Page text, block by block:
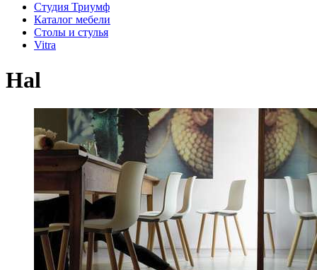
Студия Триумф
Каталог мебели
Столы и стулья
Vitra
Hal